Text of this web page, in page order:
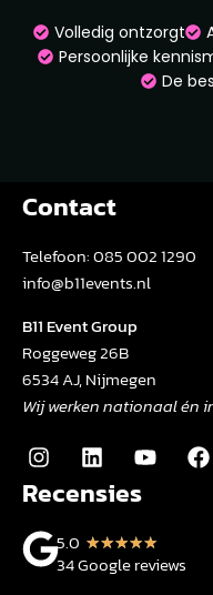
Volledig ontzorgt
Persoonlijke
De
Contact
Telefoon:085 002 1290
info@b11events.nl
B11 Event Group
Roggeweg 26B
6534 AJ, Nijmegen
Wij werken nationaal én
Recensies
5.0 ★★★★★
34 Google reviews